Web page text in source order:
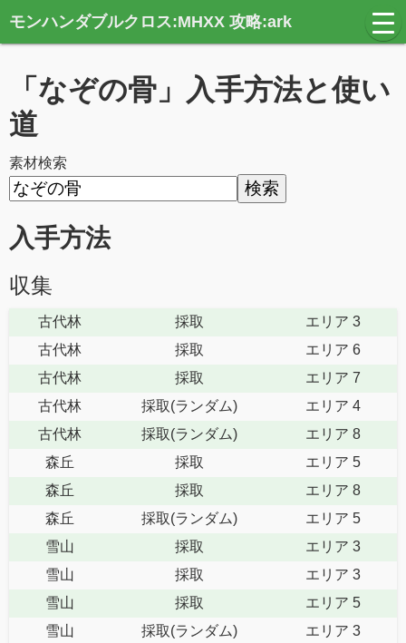
モンハンダブルクロス:MHXX 攻略:ark
t
o
l
e
「なぞの骨」入手方法と使い
道
素材検索
入手方法
収集
古代林 採取
エリア 3
古代林
採取
エリア 6
古代林
採取
エリア 7
古代林
採取(ランダム)
エリア 4
古代林
採取(ランダム)
エリア 8
森丘
採取
エリア 5
森丘
採取
エリア 8
森丘
採取(ランダム)
エリア 5
雪山
採取
エリア 3
雪山
採取
エリア 3
雪山
採取
エリア 5
雪山
採取(ランダム)
エリア 3